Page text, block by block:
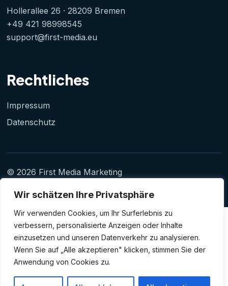
Wir schätzen Ihre Privatsphäre
Wir verwenden Cookies, um Ihr Surferlebnis zu
verbessern, personalisierte Anzeigen oder Inhalte
einzusetzen und unseren Datenverkehr zu analysieren.
Wenn Sie auf „Alle akzeptieren" klicken, stimmen Sie der
Anwendung von Cookies zu.
Hollerallee 26 · 28209 Bremen
+49 421 98998545
support@first-media.eu
Rechtliches
Impressum
Datenschutz
© 2026 First Media Marketing